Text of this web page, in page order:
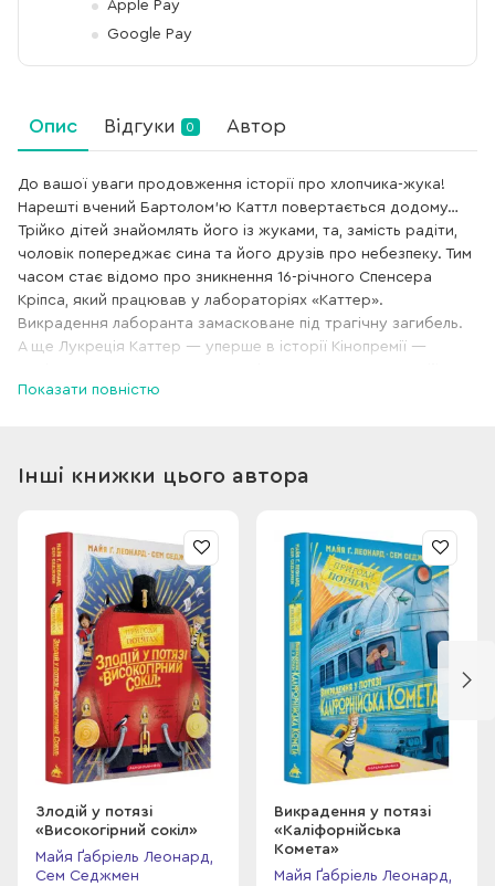
Apple Pay
Google Pay
Опис Відгуки 0 Автор
До вашої уваги продовження історії про хлопчика-жука!
Нарешті вчений Бартолом’ю Каттл повертається додому…
Трійко дітей знайомлять його із жуками, та, замість радіти,
чоловік попереджає сина та його друзів про небезпеку. Тим
часом стає відомо про зникнення 16-річного Спенсера
Кріпса, який працював у лабораторіях «Каттер».
Викрадення лаборанта замасковане під трагічну загибель.
А ще Лукреція Каттер — уперше в історії Кінопремії —
дочка Новак… І знову Даркус, Бертольт і Віргінія починають
Лукреція Каттер за вишуканими сукнями.
Показати повністю
Інші книжки цього автора
Злодій у потязі
«Високогірний сокіл»
Майя Ґабріель Леонард,
Сем Седжмен
Викрадення у потязі
«Каліфорнійська
Комета»
Майя Ґабріель Леонард,